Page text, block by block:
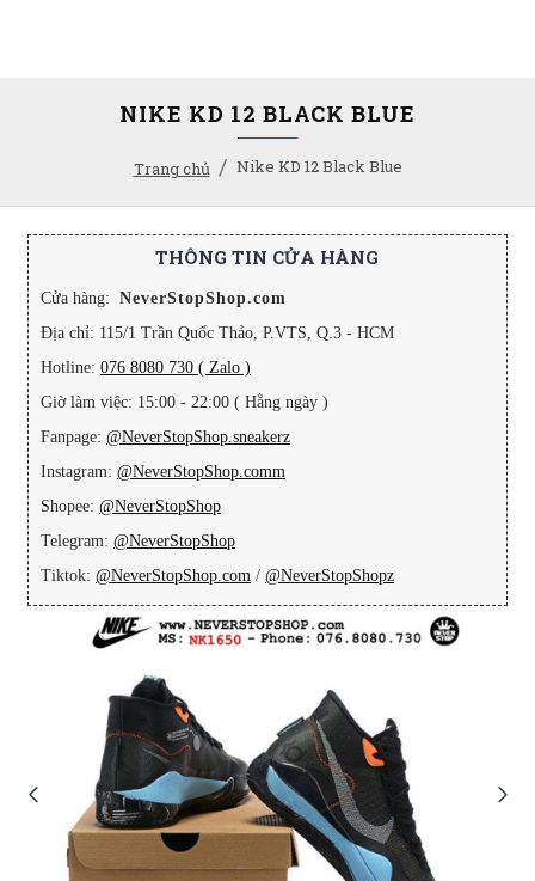
Trang chủ Nike KD 12 Black Blue
NIKE KD 12 BLACK BLUE
THÔNG TIN CỬA HÀNG
Cửa hàng: NeverStopShop.com
Địa chỉ: 115/1 Trần Quốc Thảo, P.VTS, Q.3 - HCM
Hotline: 076 8080 730 ( Zalo )
Giờ làm việc: 15:00 - 22:00 ( Hằng ngày )
Fanpage: @NeverStopShop.sneakerz
Instagram: @NeverStopShop.comm
Shopee: @NeverStopShop
Telegram: @NeverStopShop
Tiktok: @NeverStopShop.com / @NeverStopShopz